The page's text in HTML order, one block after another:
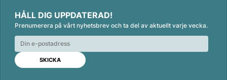
n
k
e
d
n
c
e
b
o
o
k
a
i
l
HÅLL DIG UPPDATERAD!
Prenumerera på vårt nyhetsbrev och ta del av aktuellt varje vecka.